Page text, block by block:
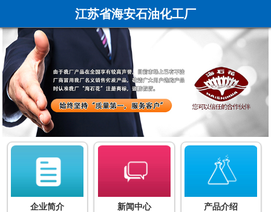
江苏省海安石油化工厂
企业简介 新闻中心 产品介绍